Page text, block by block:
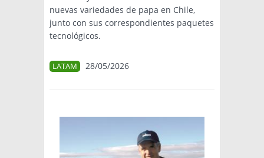
nuevas variedades de papa en Chile,
junto con sus correspondientes paquetes
tecnológicos.
LATAM 28/05/2026